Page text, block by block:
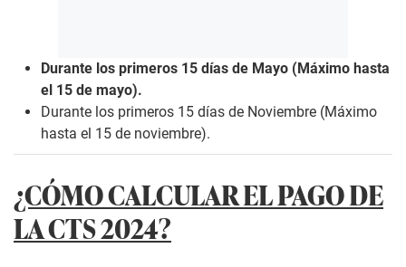
Durante los primeros 15 días de Mayo (Máximo hasta
el 15 de mayo).
Durante los primeros 15 días de Noviembre (Máximo
hasta el 15 de noviembre).
¿CÓMO CALCULAR EL PAGO DE
LA CTS 2024?